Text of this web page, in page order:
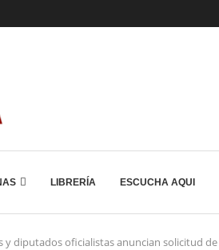
LIBRERÍA ESCUCHA AQUI
y diputados oficialistas anuncian solicitud